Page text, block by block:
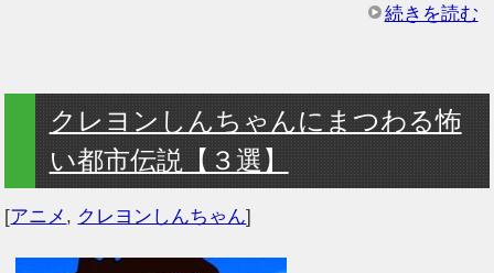
続きを読む
クレヨンしんちゃんにまつわる怖
い都市伝説【３選】
[アニメ , クレヨンしんちゃん]